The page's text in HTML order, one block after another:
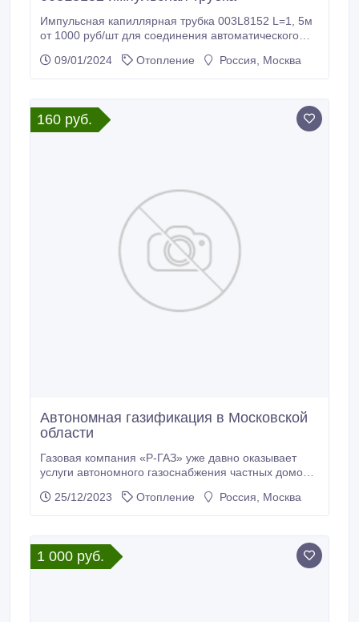
Импульсная капиллярная трубка 003L8152 L=1, 5м
от 1000 руб/шт для соединения автоматического
PM (ASV-PV) Danfoss CDT/CNT и клапанов-
клапанов- балансировочных SANEXT DP (6580).
09/01/2024 Отопление Россия, Москва
160 руб.
Автономная газификация в Московской
области
Газовая компания «Р-ГАЗ» уже давно оказывает
услуги автономного газоснабжения частных домов и
нашим клиентам дешевый источник энергии для
генератора. Инженерно-строительной предприятие
качественно производит расчет и установит
экологичную автономную газификацию в самые
25/12/2023 Отопление Россия, Москва
1 000 руб.